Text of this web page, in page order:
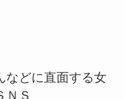
などに直面する女
ＮＳ